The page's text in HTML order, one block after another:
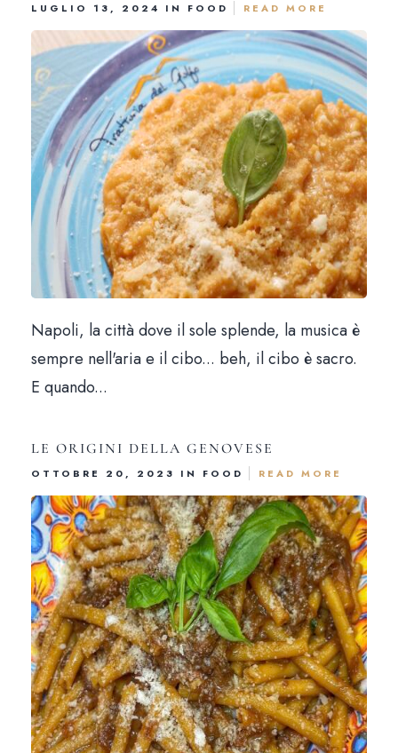
LUGLIO 13, 2024 IN FOOD READ MORE
Napoli, la città dove il sole splende, la musica è
sempre nell'aria e il cibo... beh, il cibo è sacro.
E quando...
LE ORIGINI DELLA GENOVESE
OTTOBRE 20, 2023 IN FOOD READ MORE
Il
Il
News &
Prenota un
Via Santa Brigida, 56
Aperti tutti i giorni 12:00 – 15:30 | 19:00 –
Giorno di chiusura:
081 1924 7380 |